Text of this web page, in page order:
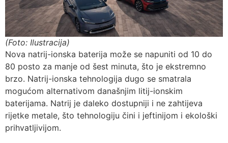
(Foto: Ilustracija)
Nova natrij-ionska baterija može se napuniti od 10 do
80 posto za manje od šest minuta, što je ekstremno
brzo. Natrij-ionska tehnologija dugo se smatrala
mogućom alternativom današnjim litij-ionskim
baterijama. Natrij je daleko dostupniji i ne zahtijeva
rijetke metale, što tehnologiju čini i jeftinijom i ekološki
prihvatljivijom.